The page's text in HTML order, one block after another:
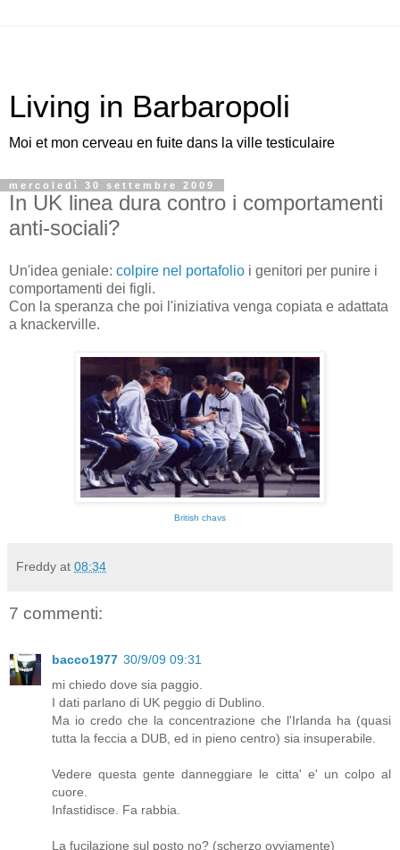
Living in Barbaropoli
Moi et mon cerveau en fuite dans la ville testiculaire
mercoledì 30 settembre 2009
In UK linea dura contro i comportamenti
anti-sociali?
Un'idea geniale: colpire nel portafolio i genitori per punire i
comportamenti dei figli.
Con la speranza che poi l'iniziativa venga copiata e adattata
a knackerville.
British chavs
Freddy at 08:34
7 commenti:
bacco1977 30/9/09 09:31
mi chiedo dove sia paggio.
I dati parlano di UK peggio di Dublino.
Ma io credo che la concentrazione che l'Irlanda ha (quasi
tutta la feccia a DUB, ed in pieno centro) sia insuperabile.
Vedere questa gente danneggiare le citta' e' un colpo al
cuore.
Infastidisce. Fa rabbia.
La fucilazione sul posto no? (scherzo ovviamente)